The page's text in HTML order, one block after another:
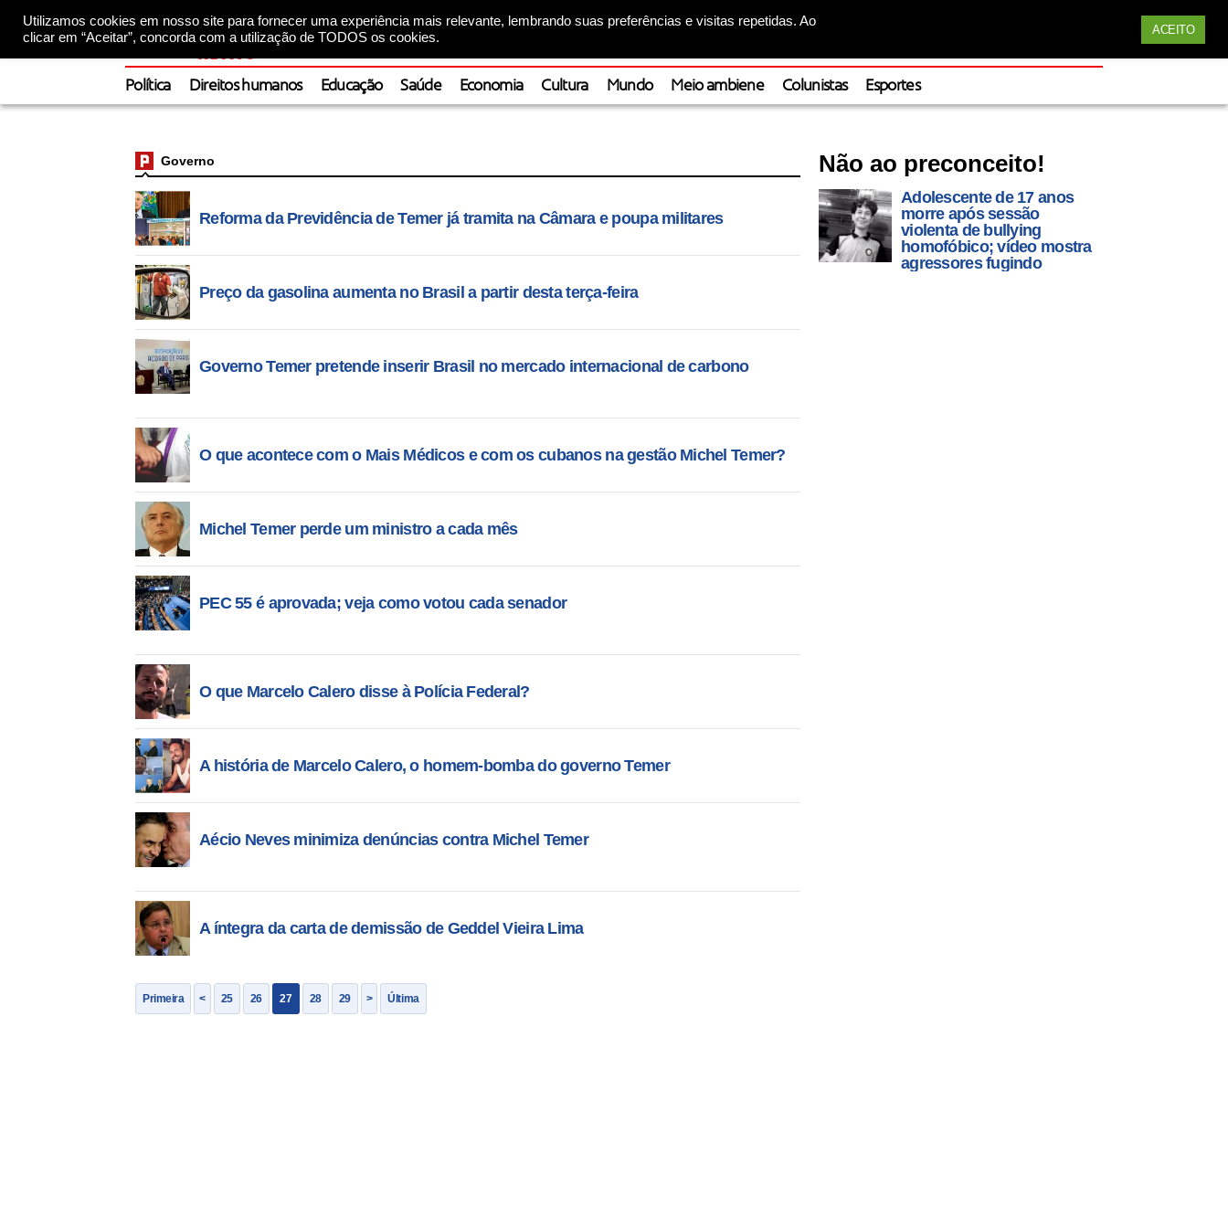
Utilizamos cookies em nosso site para fornecer uma experiência mais relevante, lembrando suas preferências e visitas repetidas. Ao
clicar em “Aceitar”, concorda com a utilização de TODOS os cookies.
ACEITO
Política Direitos humanos Educação Saúde Economia Cultura Mundo Meio ambiene Colunistas Esportes
Governo
Reforma da Previdência de Temer já tramita na Câmara e poupa militares
Preço da gasolina aumenta no Brasil a partir desta terça-feira
Governo Temer pretende inserir Brasil no mercado internacional de carbono
O que acontece com o Mais Médicos e com os cubanos na gestão Michel Temer?
Michel Temer perde um ministro a cada mês
PEC 55 é aprovada; veja como votou cada senador
O que Marcelo Calero disse à Polícia Federal?
A história de Marcelo Calero, o homem-bomba do governo Temer
Aécio Neves minimiza denúncias contra Michel Temer
A íntegra da carta de demissão de Geddel Vieira Lima
Primeira < 25 26 27 28 29 > Última
Não ao preconceito!
Adolescente de 17 anos
morre após sessão
violenta de bullying
homofóbico; vídeo mostra
agressores fugindo